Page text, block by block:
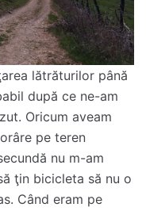
lătrăturilor până
după ce ne-am
Oricum aveam
pe teren
nu m-am
ţin bicicleta să nu o
Când eram pe